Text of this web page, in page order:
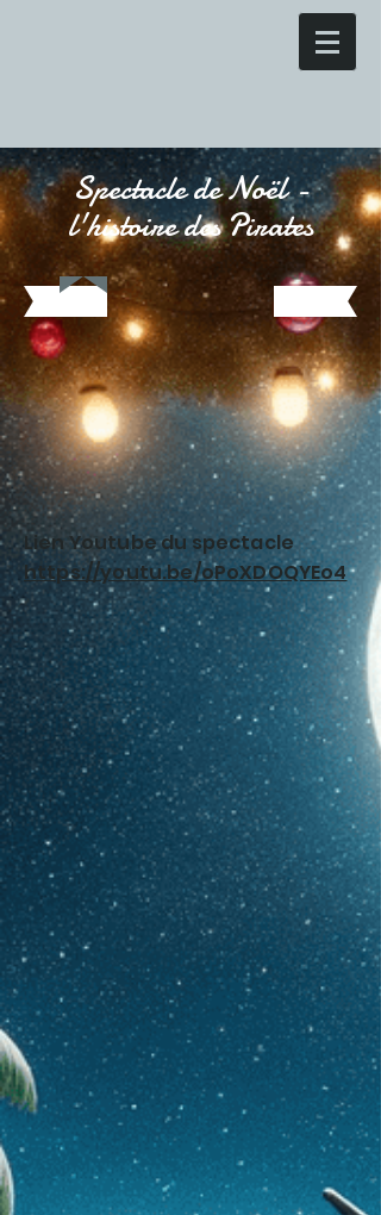
Spectacle de Noël -
l'histoire des Pirates
Lien Youtube du spectacle
https://youtu.be/oPoXDOQYEo4